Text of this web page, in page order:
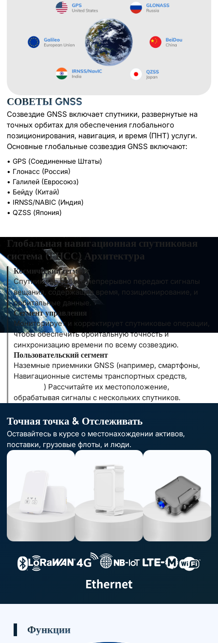
СОВЕТЫ GNSS
Созвездие GNSS включает спутники, развернутые на
точных орбитах для обеспечения глобального
позиционирования, навигация, и время (ПНТ) услуги.
Основные глобальные созвездия GNSS включают:
• GPS (Соединенные Штаты)
• Глонасс (Россия)
• Галилей (Евросоюз)
• Бейду (Китай)
• IRNSS/NABIC (Индия)
• QZSS (Япония)
Глобальная навигационная спутниковая
система (ГНСС) Архитектура
Космический сегмент
Спутники на орбите непрерывно передают сигналы
вещания, содержащие время, позиционирование, и
орбитальные данные.
Сегмент управления
Мониторирует и корректирует спутниковые операции,
чтобы обеспечить орбитальную точность и
синхронизацию времени по всему созвездию.
Пользовательский сегмент
Наземные приемники GNSS (например, смартфоны,
Навигационные системы транспортных средств,
) Рассчитайте их местоположение,
обрабатывая сигналы с нескольких спутников.
Точная точка & Отслеживать
Оставайтесь в курсе о местонахождении активов,
поставки, грузовые флоты, и люди.
Умный значок
местоположения
GPS Tracker
ворота LTE
Функции